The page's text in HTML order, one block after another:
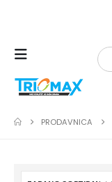
PRODAVNICA